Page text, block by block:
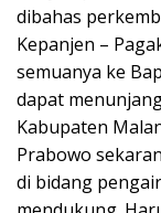
dibahas
Kepanjen –
semuanya ke
dapat
Kabupaten
Prabowo
di bidang